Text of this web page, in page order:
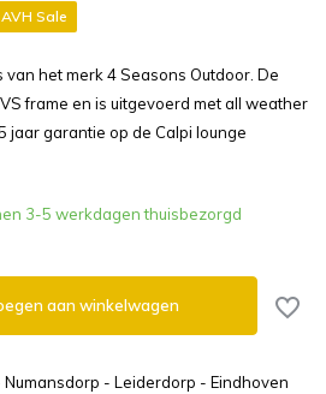
AVH Sale
van het merk 4 Seasons Outdoor. De
frame en is uitgevoerd met all weather
jaar garantie op de Calpi lounge
3-5 werkdagen thuisbezorgd
aan winkelwagen
- Leiderdorp - Eindhoven